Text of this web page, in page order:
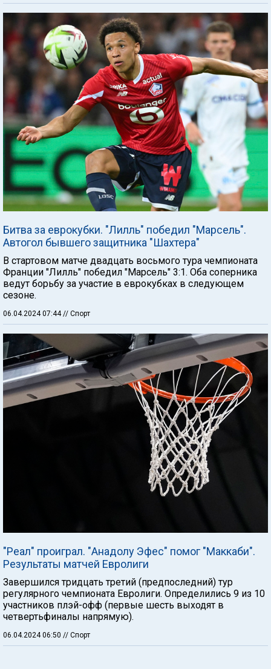
Битва за еврокубки. "Лилль" победил "Марсель".
Автогол бывшего защитника "Шахтера"
В стартовом матче двадцать восьмого тура чемпионата
Франции "Лилль" победил "Марсель" 3:1. Оба соперника
ведут борьбу за участие в еврокубках в следующем
сезоне.
06.04.2024 07:44// Спорт
"Реал" проиграл. "Анадолу Эфес" помог "Маккаби".
Результаты матчей Евролиги
Завершился тридцать третий (предпоследний) тур
регулярного чемпионата Евролиги. Определились 9 из 10
участников плэй-офф (первые шесть выходят в
четвертьфиналы напрямую).
06.04.2024 06:50 // Спорт